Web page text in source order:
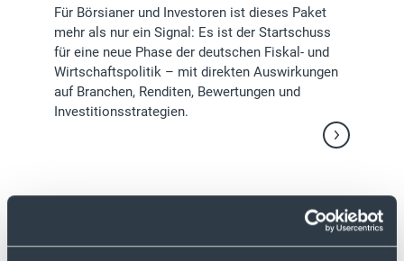
Für Börsianer und Investoren ist dieses Paket
mehr als nur ein Signal: Es ist der Startschuss
für eine neue Phase der deutschen Fiskal- und
Wirtschaftspolitik – mit direkten Auswirkungen
auf Branchen, Renditen, Bewertungen und
Investitionsstrategien.
Weiterlesen